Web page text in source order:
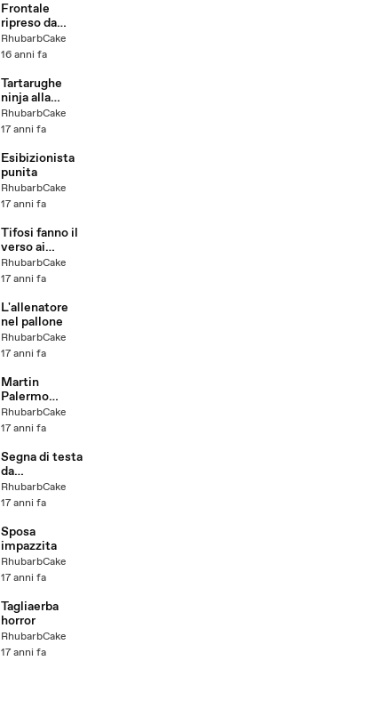
Frontale
ripreso da
telecamera a
bordo
RhubarbCake
16 anni fa
Tartarughe
ninja alla
riscossa
RhubarbCake
17 anni fa
Esibizionista
punita
RhubarbCake
17 anni fa
Tifosi fanno il
verso ai
guardalinee
RhubarbCake
17 anni fa
L'allenatore
nel pallone
RhubarbCake
17 anni fa
Martin
Palermo
sbaglia 3 rigori
di fila
RhubarbCake
17 anni fa
Segna di testa
da
centrocampo
RhubarbCake
17 anni fa
Sposa
impazzita
RhubarbCake
17 anni fa
Tagliaerba
horror
RhubarbCake
17 anni fa